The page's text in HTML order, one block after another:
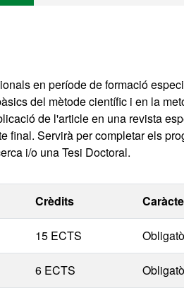
en període de formació
del mètode científic i en la
de l'article en una revista
final. Servirà per completar els
i/o una Tesi Doctoral.
Crèdits
15 ECTS
6 ECTS